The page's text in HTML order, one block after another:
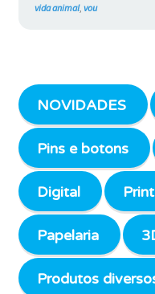
vida animal, vou
NOVIDADES
Pins e botons
Digital
Papelaria
Produtos